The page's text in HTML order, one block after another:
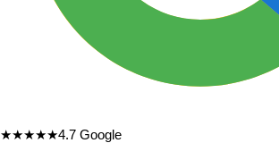
★★★★★4.7 Google